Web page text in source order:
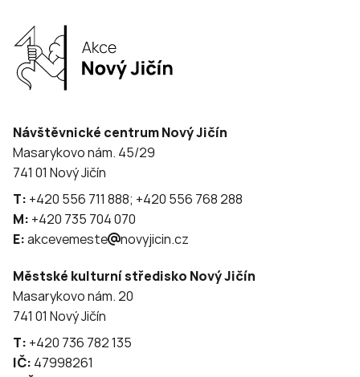
Návštěvnické centrum Nový Jičín
Masarykovo nám. 45/29
741 01 Nový Jičín
T: +420 556 711 888; +420 556 768 288
M: +420 735 704 070
E:akcevemeste novyjicin.cz
Městské kulturní středisko Nový Jičín
Masarykovo nám. 20
741 01 Nový Jičín
T: +420 736 782 135
IČ: 47998261